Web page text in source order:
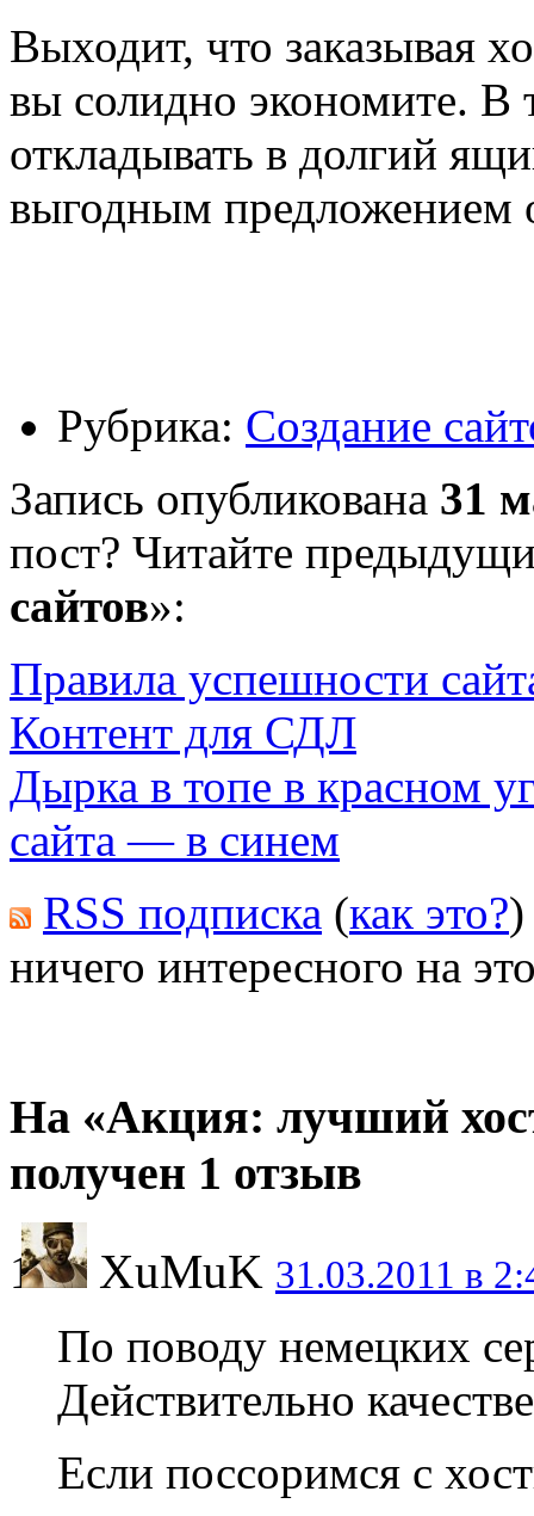
Выходит, что заказывая
вы солидно экономите. В
откладывать в долгий
выгодным предложением
Рубрика: Создание
Запись опубликована 31
пост? Читайте
сайтов»:
Правила успешности
Контент для СДЛ
Дырка в топе в красном
сайта — в синем
RSS подписка (как это?)
ничего интересного на
На «Акция: лучший
получен 1 отзыв
XuMuK 31.03.2011 в
По поводу немецких
Действительно
Если поссоримся с